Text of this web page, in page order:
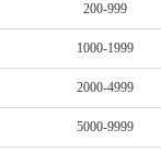
200-999
1000-1999
2000-4999
5000-9999